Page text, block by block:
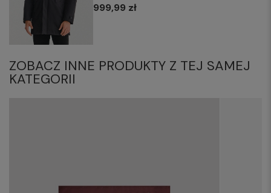
999,99 zł
ZOBACZ INNE PRODUKTY Z TEJ SAMEJ
KATEGORII